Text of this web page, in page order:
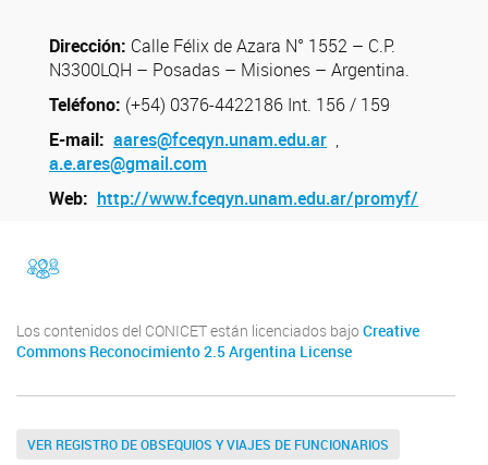
Dirección: Calle Félix de Azara N° 1552 – C.P.
N3300LQH – Posadas – Misiones – Argentina.
Teléfono: (+54) 0376-4422186 Int. 156 / 159
E-mail: aares@fceqyn.unam.edu.ar ,
a.e.ares@gmail.com
Web: http://www.fceqyn.unam.edu.ar/promyf/
facebook
Los contenidos del CONICET están licenciados bajo Creative
Commons Reconocimiento 2.5 Argentina License
VER REGISTRO DE OBSEQUIOS Y VIAJES DE FUNCIONARIOS